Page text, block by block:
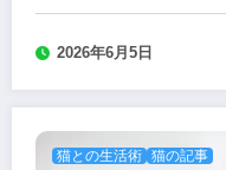
2026年6月5日
猫との生活術 猫の記事